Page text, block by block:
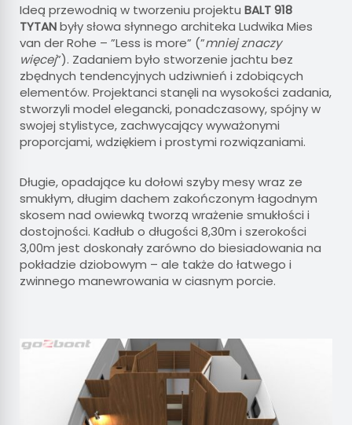
Ideą przewodnią w tworzeniu projektu BALT 918
TYTANbyły słowa słynnego architeka Ludwika Mies
van der Rohe – ”Less is more” (”mniej znaczy
więcej”). Zadaniem było stworzenie jachtu bez
zbędnych tendencyjnych udziwnień i zdobiących
elementów. Projektanci stanęli na wysokości zadania,
stworzyli model elegancki, ponadczasowy, spójny w
swojej stylistyce, zachwycający wyważonymi
proporcjami, wdziękiem i prostymi rozwiązaniami.
Długie, opadające ku dołowi szyby mesy wraz ze
smukłym, długim dachem zakończonym łagodnym
skosem nad owiewką tworzą wrażenie smukłości i
dostojności. Kadłub o długości 8,30m i szerokości
3,00m jest doskonały zarówno do biesiadowania na
pokładzie dziobowym – ale także do łatwego i
zwinnego manewrowania w ciasnym porcie.